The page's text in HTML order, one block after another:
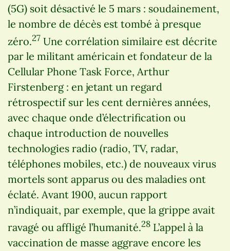
(5G) soit désactivé le 5 mars : soudainement,
le nombre de décès est tombé à presque
zéro.27 Une corrélation similaire est décrite
par le militant américain et fondateur de la
Cellular Phone Task Force, Arthur
Firstenberg : en jetant un regard
rétrospectif sur les cent dernières années,
avec chaque onde d’électrification ou
chaque introduction de nouvelles
technologies radio (radio, TV, radar,
téléphones mobiles, etc.) de nouveaux virus
mortels sont apparus ou des maladies ont
éclaté. Avant 1900, aucun rapport
n’indiquait, par exemple, que la grippe avait
ravagé ou affligé l’humanité.28 L’appel à la
vaccination de masse aggrave encore les